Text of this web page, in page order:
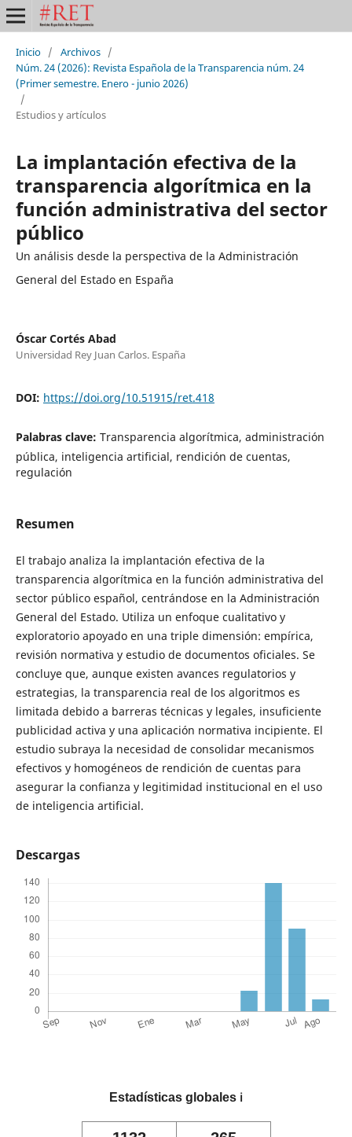
Inicio / Archivos /
Núm. 24 (2026): Revista Española de la Transparencia núm. 24
(Primer semestre. Enero - junio 2026)
/
Estudios y artículos
La implantación efectiva de la
transparencia algorítmica en la
función administrativa del sector
público
Un análisis desde la perspectiva de la Administración
General del Estado en España
Óscar Cortés Abad
Universidad Rey Juan Carlos. España
DOI: https://doi.org/10.51915/ret.418
Palabras clave: Transparencia algorítmica, administración
pública, inteligencia artificial, rendición de cuentas,
regulación
Resumen
El trabajo analiza la implantación efectiva de la
transparencia algorítmica en la función administrativa del
sector público español, centrándose en la Administración
General del Estado. Utiliza un enfoque cualitativo y
exploratorio apoyado en una triple dimensión: empírica,
revisión normativa y estudio de documentos oficiales. Se
concluye que, aunque existen avances regulatorios y
estrategias, la transparencia real de los algoritmos es
limitada debido a barreras técnicas y legales, insuficiente
publicidad activa y una aplicación normativa incipiente. El
estudio subraya la necesidad de consolidar mecanismos
efectivos y homogéneos de rendición de cuentas para
asegurar la confianza y legitimidad institucional en el uso
de inteligencia artificial.
Descargas
Estadísticas globales ℹ️